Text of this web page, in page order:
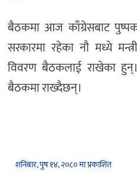
बैठकमा आज काँग्रेसबाट
सरकारमा रहेका नौ मध्ये
विवरण बैठकलाई राखेका
बैठकमा राख्दैछन्।
शनिबार, पुष १४, २०८० मा प्रकाशित